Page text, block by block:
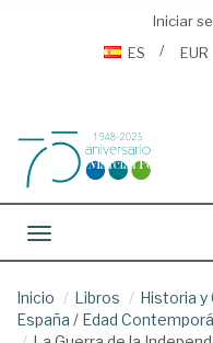
Iniciar
ES
EUR
Toggle navigation
Inicio Libros Historia y
España / Edad